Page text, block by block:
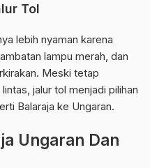
Tol
lebih nyaman karena
lampu merah, dan
Meski tetap
jalur tol menjadi pilihan
Balaraja ke Ungaran.
Ungaran Dan